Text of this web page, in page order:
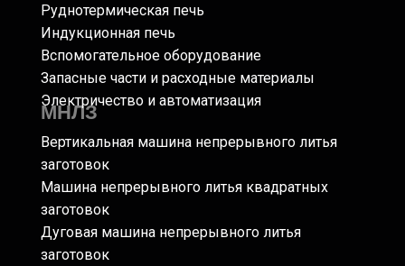
Руднотермическая печь
Индукционная печь
Вспомогательное оборудование
Запасные части и расходные материалы
Электричество и автоматизация
МНЛЗ
Вертикальная машина непрерывного литья
заготовок
Машина непрерывного литья квадратных
заготовок
Дуговая машина непрерывного литья
заготовок